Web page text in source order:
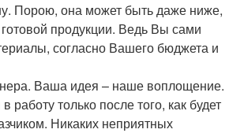
Порою, она может быть даже ниже,
продукции. Ведь Вы сами
согласно Вашего бюджета и
Ваша идея – наше воплощение.
работу только после того, как будет
Никаких неприятных